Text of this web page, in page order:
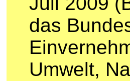
das
Umwelt,